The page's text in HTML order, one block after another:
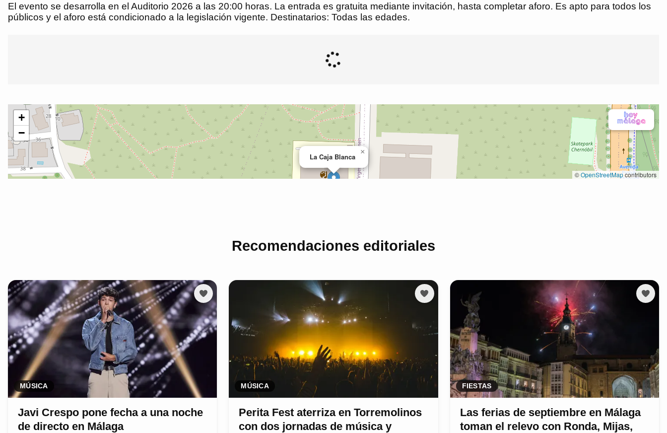
El evento se desarrolla en el Auditorio 2026 a las 20:00 horas. La entrada es gratuita mediante invitación, hasta completar aforo. Es apto para todos los
públicos y el aforo está condicionado a la legislación vigente. Destinatarios: Todas las edades.
Recomendaciones editoriales
MÚSICA
Javi Crespo pone fecha a una noche
de directo en Málaga
MÚSICA
Perita Fest aterriza en Torremolinos
con dos jornadas de música y
FIESTAS
Las ferias de septiembre en Málaga
toman el relevo con Ronda, Mijas,